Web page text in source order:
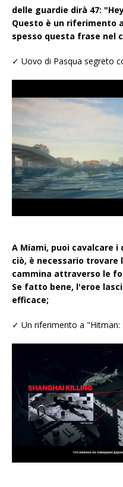
delle guardie dirà 47:
Questo è un riferimento
spesso questa frase nel
✓ Uovo di Pasqua segreto
A Miami, puoi cavalcare
ciò, è necessario
cammina attraverso le
Se fatto bene, l'eroe
efficace;
✓ Un riferimento a "Hitman: